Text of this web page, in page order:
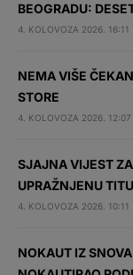
BEOGRADU:
4. KOLOVOZA 2026. 16:11
NEMA VIŠE
STORE
4. KOLOVOZA 2026. 12:07
SJAJNA VIJEST
UPRAŽNJENU
4. KOLOVOZA 2026. 10:11
NOKAUT IZ